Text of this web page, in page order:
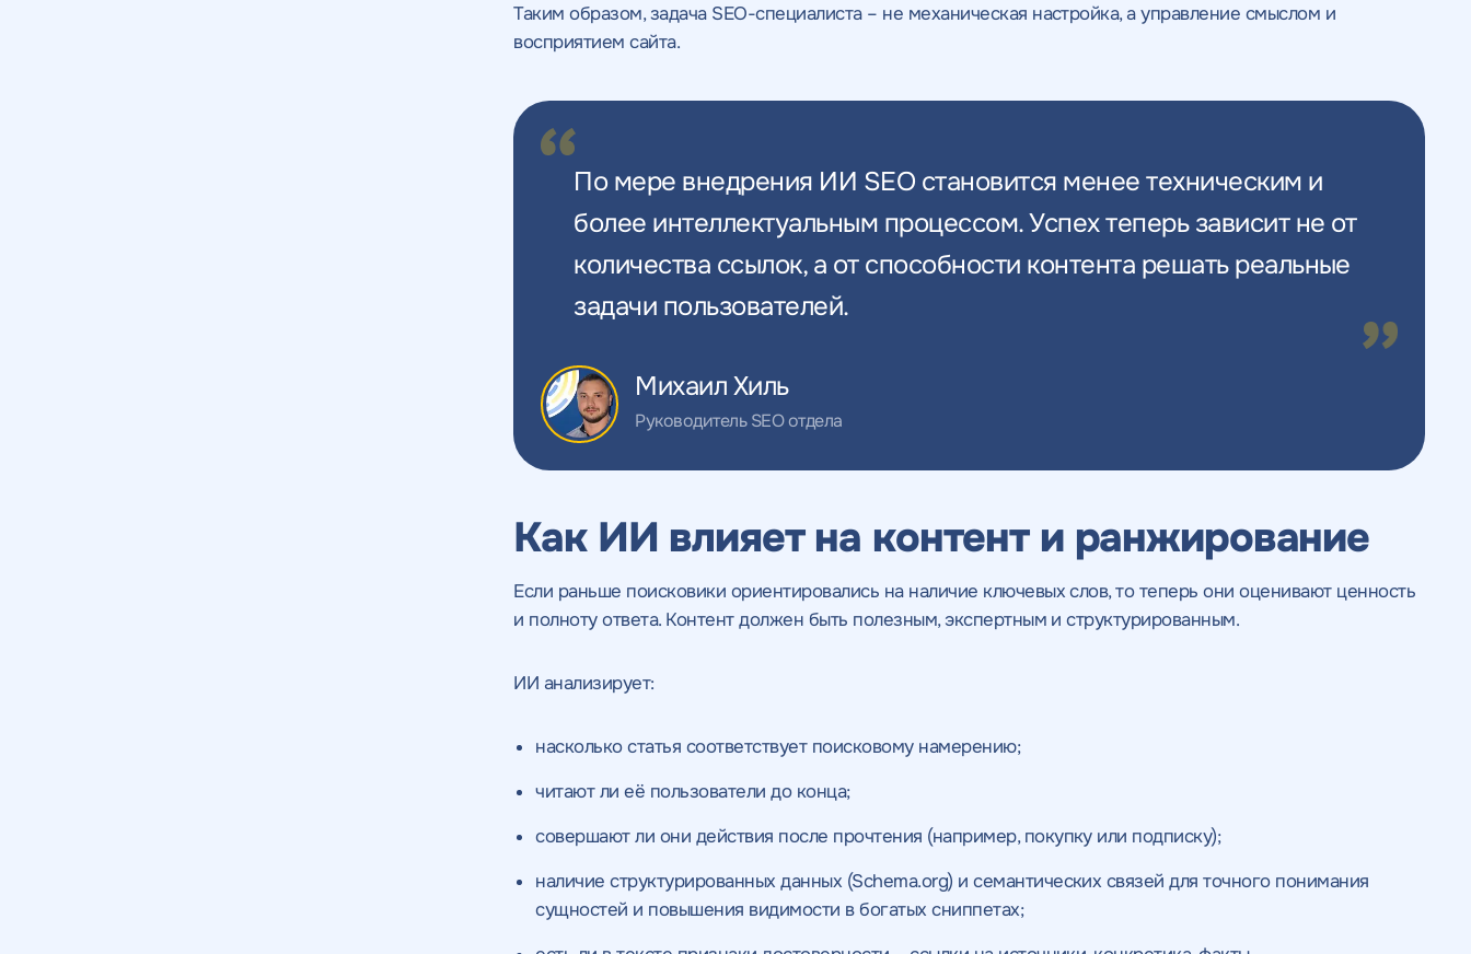
Таким образом, задача SEO-специалиста – не механическая настройка, а управление смыслом и
восприятием сайта.
По мере внедрения ИИ SEO становится менее техническим и
более интеллектуальным процессом. Успех теперь зависит не от
количества ссылок, а от способности контента решать реальные
задачи пользователей.
Михаил Хиль
Руководитель SEO отдела
Как ИИ влияет на контент и ранжирование
Если раньше поисковики ориентировались на наличие ключевых слов, то теперь они оценивают ценность
и полноту ответа. Контент должен быть полезным, экспертным и структурированным.
ИИ анализирует:
насколько статья соответствует поисковому намерению;
читают ли её пользователи до конца;
совершают ли они действия после прочтения (например, покупку или подписку);
наличие структурированных данных (Schema.org) и семантических связей для точного понимания
сущностей и повышения видимости в богатых сниппетах;